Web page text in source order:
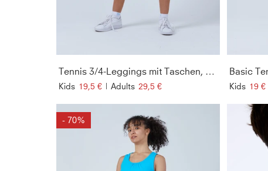
Tennis 3/4-Leggings mit Taschen, grau
Kids 19,5 € | Adults 29,5 €
Basic
Kids 19 €
- 70%